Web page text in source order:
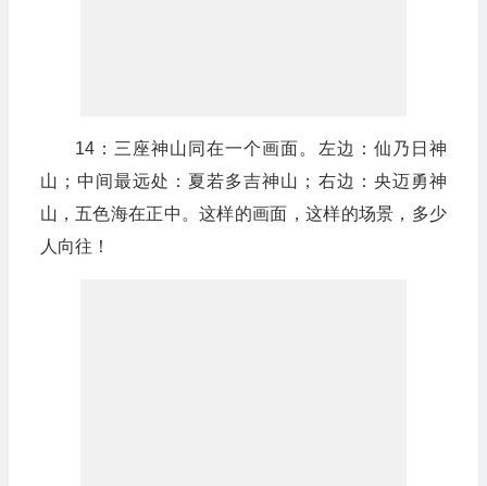
14：三座神山同在一个画面。左边：仙乃日神
山；中间最远处：夏若多吉神山；右边：央迈勇神
山，五色海在正中。这样的画面，这样的场景，多少
人向往！